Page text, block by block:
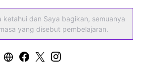
ketahui dan Saya bagikan, semuanya
yang disebut pembelajaran.